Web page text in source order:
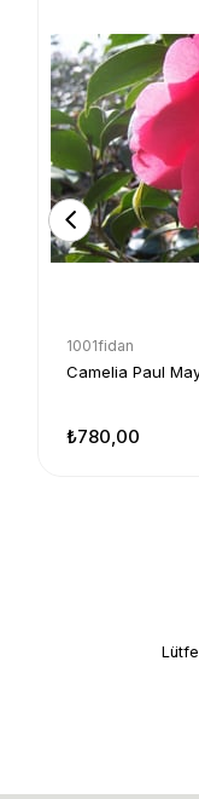
1001fidan
Camelia Paul
₺780,00